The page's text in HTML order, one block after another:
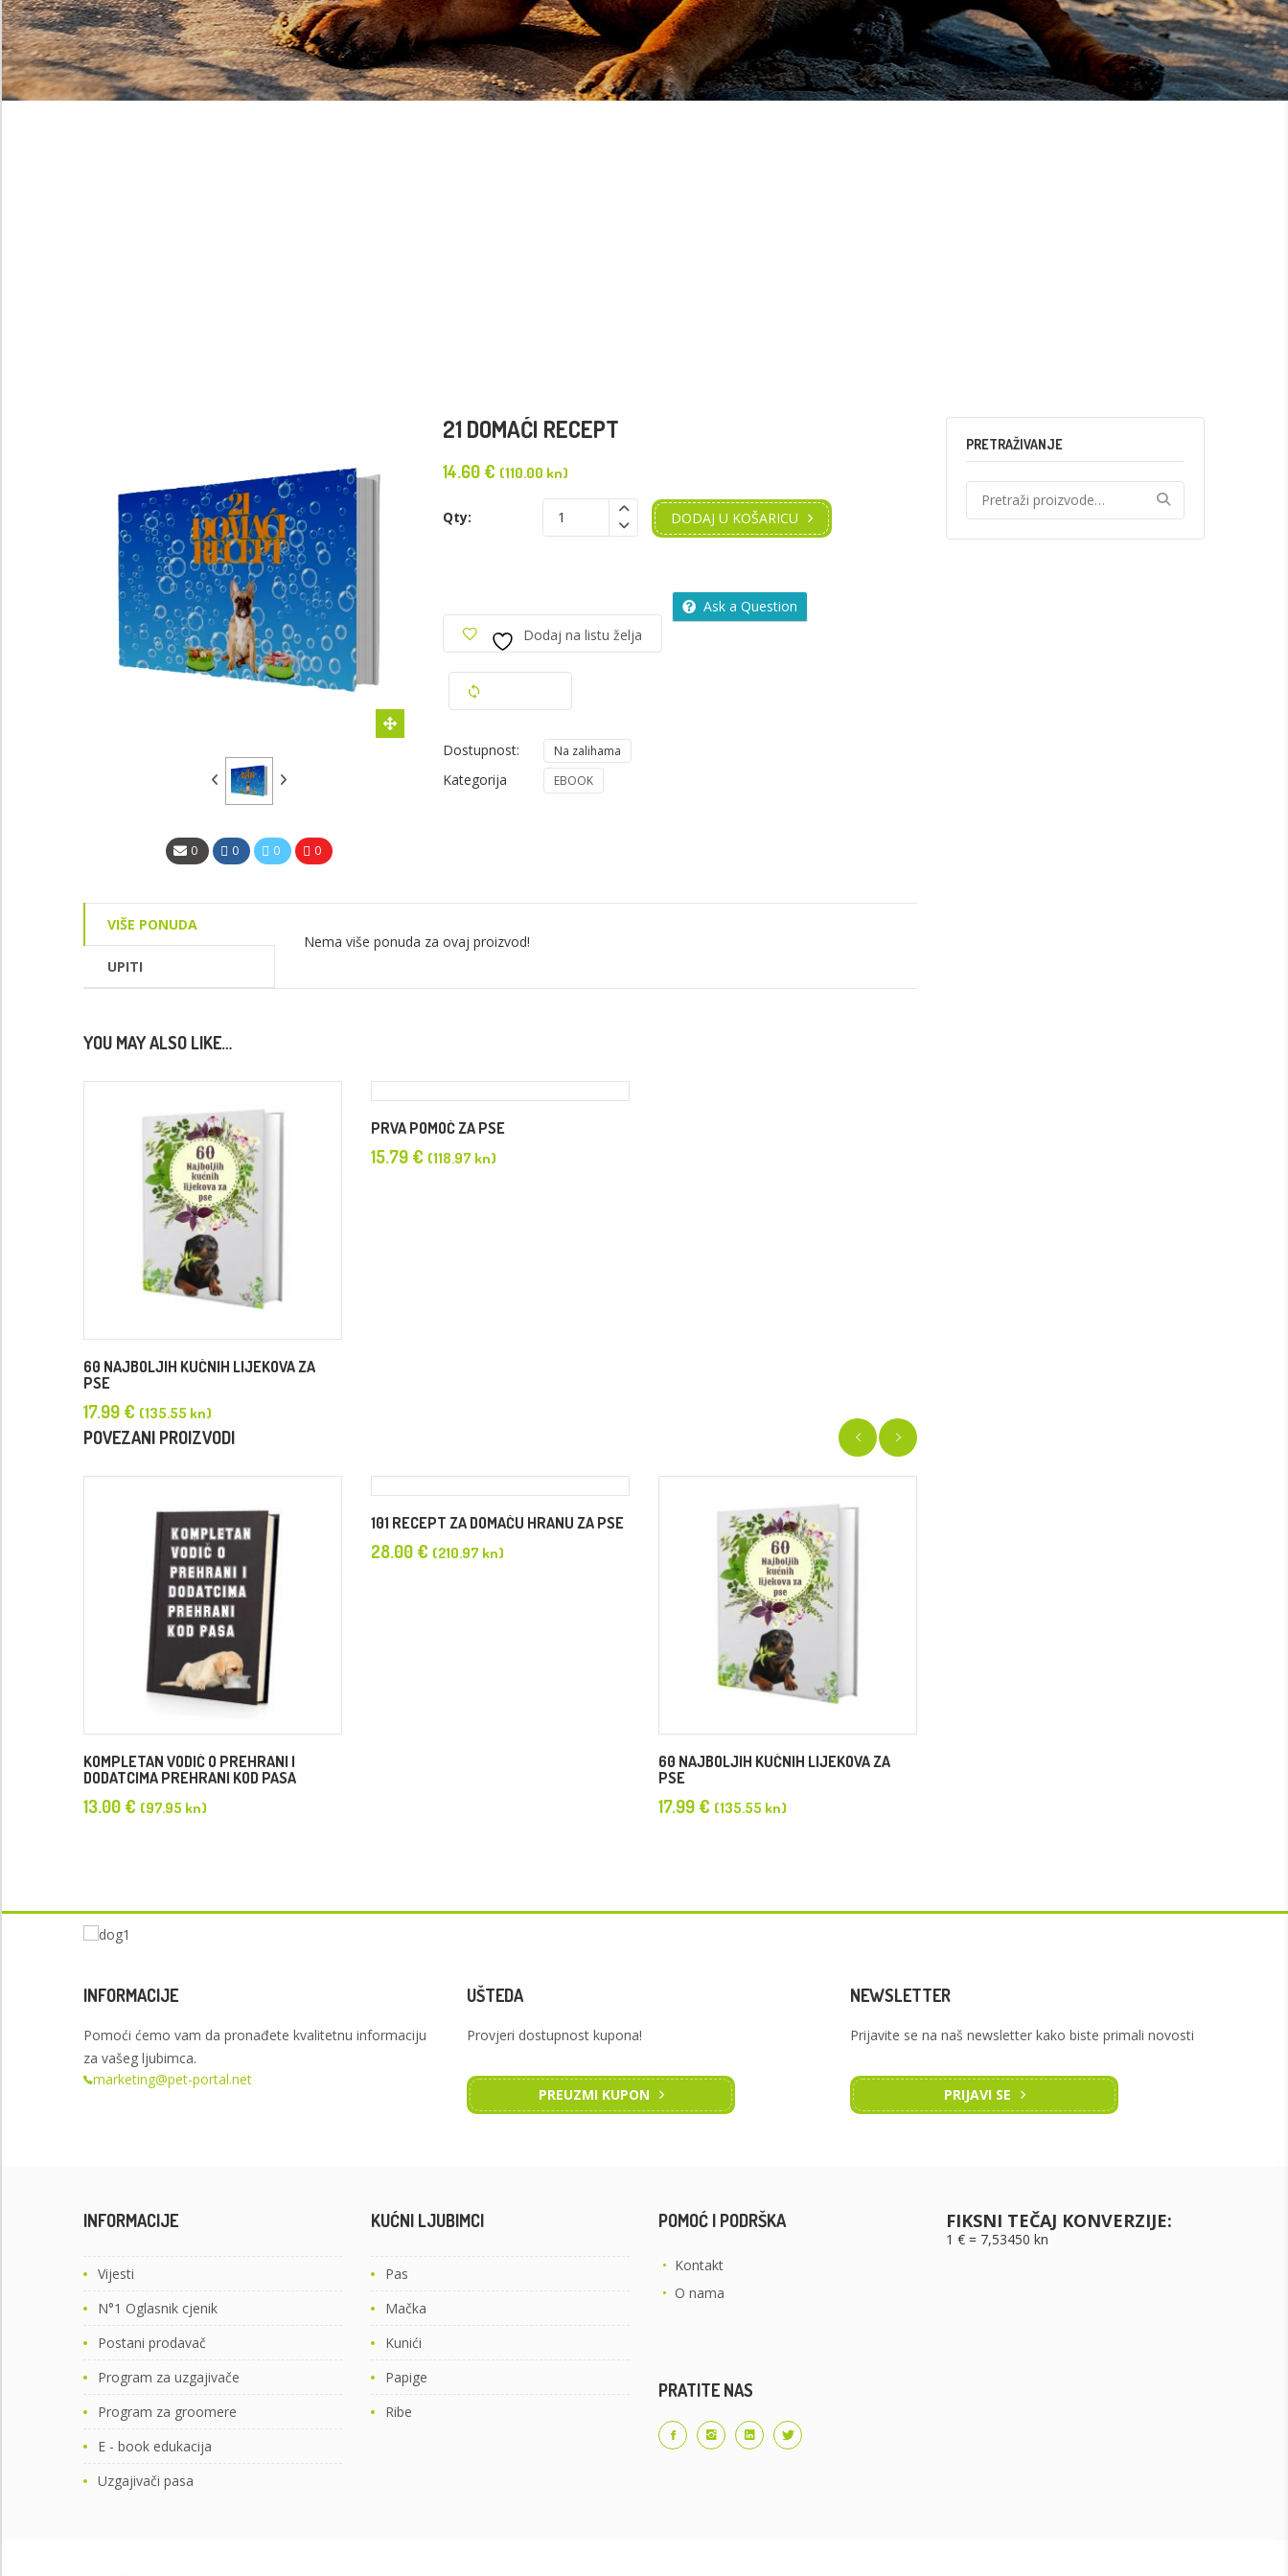
0 0 0 0
21 DOMAĆI RECEPT
14.60 € (110.00 kn)
Qty: DODAJ U KOŠARICU
Dodaj na listu želja
Ask a Question
Dostupnost: Na zalihama
Kategorija EBOOK
VIŠE PONUDA
UPITI
Nema više ponuda za ovaj proizvod!
YOU MAY ALSO LIKE…
60 NAJBOLJIH KUĆNIH LIJEKOVA ZA
PSE
17.99 € (135.55 kn)
PRVA POMOĆ ZA PSE
15.79 € (118.97 kn)
POVEZANI PROIZVODI
KOMPLETAN VODIČ O PREHRANI I
DODATCIMA PREHRANI KOD PASA
13.00 € (97.95 kn)
101 RECEPT ZA DOMAĆU HRANU ZA PSE
28.00 € (210.97 kn)
60 NAJBOLJIH KUĆNIH LIJEKOVA ZA
PSE
17.99 € (135.55 kn)
PRETRAŽIVANJE
INFORMACIJE
Pomoći ćemo vam da pronađete kvalitetnu informaciju
za vašeg ljubimca.
marketing@pet-portal.net
UŠTEDA
Provjeri dostupnost kupona!
PREUZMI KUPON
NEWSLETTER
Prijavite se na naš newsletter kako biste primali novosti
PRIJAVI SE
INFORMACIJE
Vijesti
N°1 Oglasnik cjenik
Postani prodavač
Program za uzgajivače
Program za groomere
E - book edukacija
Uzgajivači pasa
KUĆNI LJUBIMCI
Pas
Mačka
Kunići
Papige
Ribe
POMOĆ I PODRŠKA
• Kontakt
• O nama
PRATITE NAS
FIKSNI TEČAJ KONVERZIJE:
1 € = 7,53450 kn